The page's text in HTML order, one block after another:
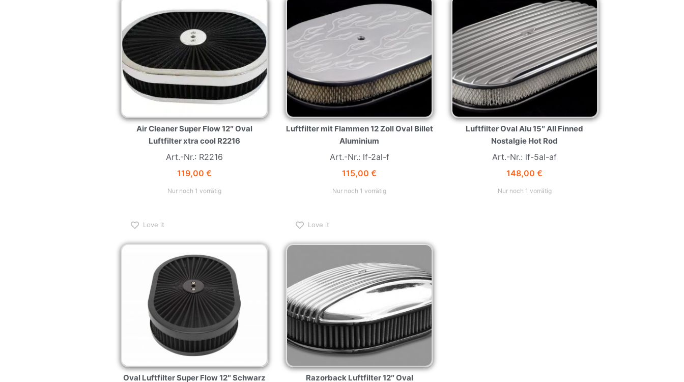
Air Cleaner Super Flow 12″ Oval
Luftfilter xtra cool R2216
Art.-Nr.: R2216
119,00 €
Nur noch 1 vorrätig
Luftfilter mit Flammen 12 Zoll Oval Billet
Aluminium
Art.-Nr.: lf-2al-f
115,00€
Nur noch 1 vorrätig
Luftfilter Oval Alu 15″ All Finned
Nostalgie Hot Rod
Art.-Nr.: lf-5al-af
148,00€
Nur noch 1 vorrätig
Love it
Oval Luftfilter Super Flow 12″ Schwarz
Love it
Razorback Luftfilter 12″ Oval